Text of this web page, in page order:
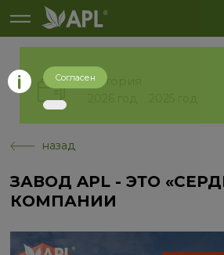
История
назад
ЗАВОД APL - ЭТО
КОМПАНИИ
Согласен